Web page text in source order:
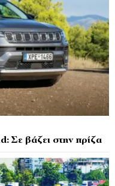
Σε βάζει στην πρίζα